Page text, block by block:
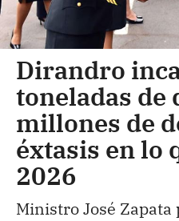
Dirandro
toneladas de
millones de
éxtasis en lo
2026
Ministro José